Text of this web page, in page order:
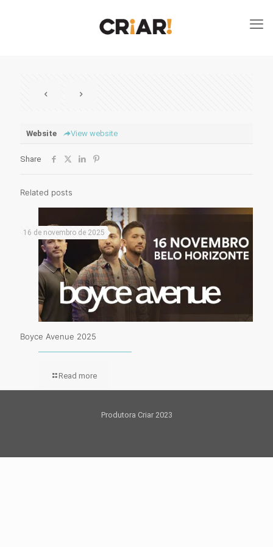
Website View website
Share
Related posts
16 de novembro de 2025
Boyce Avenue 2025
Read more
Produtora Criar 2023